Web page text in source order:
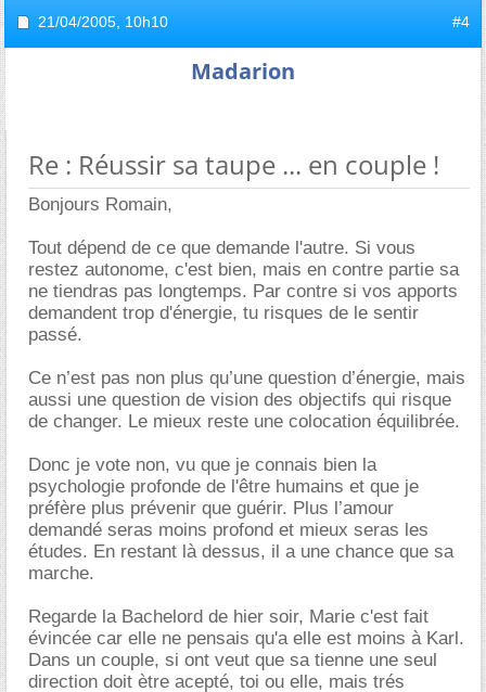
21/04/2005, 10h10 #4
Madarion
Re : Réussir sa taupe ... en couple !
Bonjours Romain,
Tout dépend de ce que demande l'autre. Si vous
restez autonome, c'est bien, mais en contre partie sa
ne tiendras pas longtemps. Par contre si vos apports
demandent trop d'énergie, tu risques de le sentir
passé.
Ce n’est pas non plus qu’une question d’énergie, mais
aussi une question de vision des objectifs qui risque
de changer. Le mieux reste une colocation équilibrée.
Donc je vote non, vu que je connais bien la
psychologie profonde de l'être humains et que je
préfère plus prévenir que guérir. Plus l’amour
demandé seras moins profond et mieux seras les
études. En restant là dessus, il a une chance que sa
marche.
Regarde la Bachelord de hier soir, Marie c'est fait
évincée car elle ne pensais qu'a elle est moins à Karl.
Dans un couple, si ont veut que sa tienne une seul
direction doit ètre acepté, toi ou elle, mais trés